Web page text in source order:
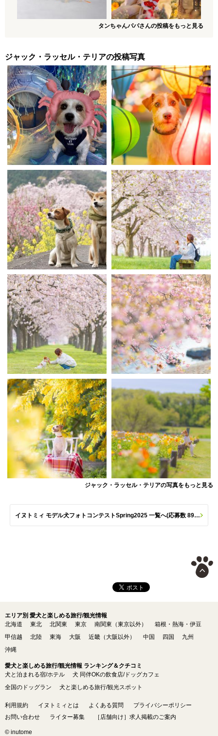
タンちゃんパパさんの投稿をもっと見る
ジャック・ラッセル・テリアの投稿写真
ジャック・ラッセル・テリアの写真をもっと見る
イヌトミィ モデル犬フォトコンテストSpring2025 一覧へ(応募数 890枚)
エリア別 愛犬と楽しめる旅行/観光情報
北海道
東北 北関東 東京 南関東（東京以外）
箱根・熱海・伊豆
甲信越
北陸 東海 大阪 近畿（大阪以外） 中国 四国
九州
沖縄
愛犬と楽しめる旅行/観光情報 ランキング＆クチコミ
犬と泊まれる宿/ホテル
犬 同伴OKの飲食店/ドッグカフェ
全国のドッグラン
犬と楽しめる旅行/観光スポット
利用規約 イヌトミィとは よくある質問
プライバシーポリシー
お問い合わせ
ライター募集 ［店舗向け］求人掲載のご案内
© inutome